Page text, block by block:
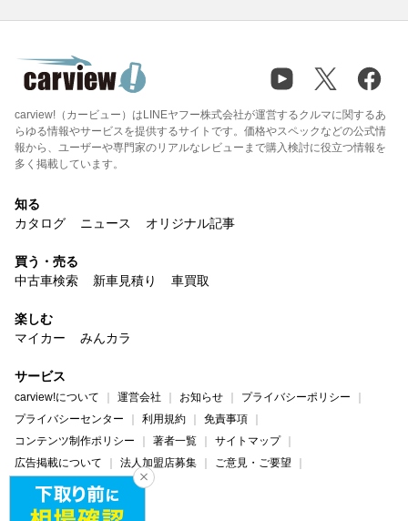
carview!（カービュー）はLINEヤフー株式会社が運営するクルマに関するあ
らゆる情報やサービスを提供するサイトです。価格やスペックなどの公式情
報から、ユーザーや専門家のリアルなレビューまで購入検討に役立つ情報を
多く掲載しています。
知る
カタログ
ニュース オリジナル記事
買う・売る
中古車検索
新車見積り 車買取
楽しむ
マイカー
みんカラ
サービス
carview!について 運営会社 お知らせ
プライバシーポリシー
プライバシーセンター
利用規約
免責事項
コンテンツ制作ポリシー
著者一覧
サイトマップ
広告掲載について
法人加盟店募集
ご意見・ご要望
ヘルプ・お問い合わせ